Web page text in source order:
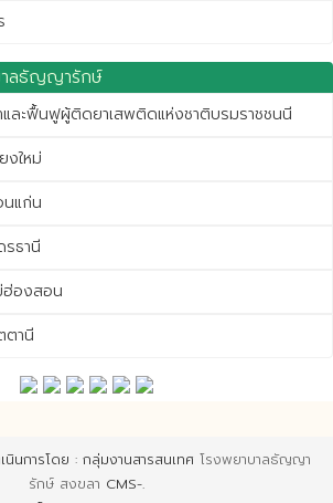
าลธัญญารักษ์
ละฟื้นฟูผู้ติดยาเสพติดแห่งชาติบรมราชชนนี
ใหม่
แก่น
ธานี
องสอน
านี
นการโดย : กลุ่มงานสารสนเทศ โรงพยาบาลธัญญา
รักษ์ สงขลา CMS-.